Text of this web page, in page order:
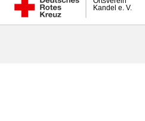
Kandel e. V.